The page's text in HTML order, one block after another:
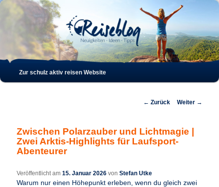
Hauptmenü
Zum
Zum
wechseln
Zur schulz aktiv reisen Website
Beitrags-
← Zurück Weiter →
Zwischen Polarzauber und Lichtmagie |
Zwei Arktis-Highlights für Laufsport-
Abenteurer
Veröffentlicht am15. Januar 2026 vonStefan Utke
Warum nur einen Höhepunkt erleben, wenn du gleich zwei